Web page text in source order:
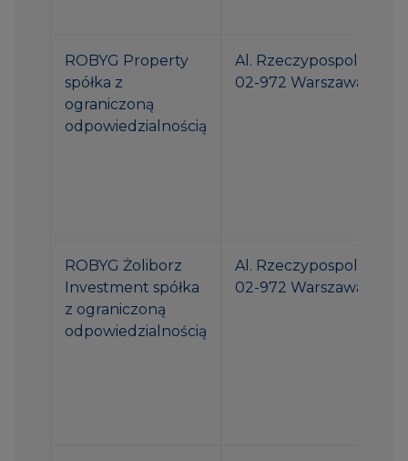
ROBYG Property
spółka z
ograniczoną
odpowiedzialnością
Al. Rzeczypospolitej 1
02-972 Warszawa
ROBYG Żoliborz
Investment spółka
z ograniczoną
odpowiedzialnością
Al. Rzeczypospolitej 1
02-972 Warszawa